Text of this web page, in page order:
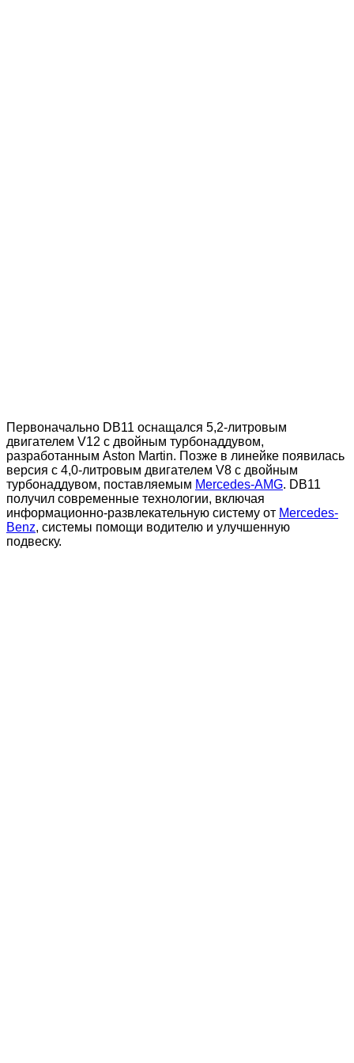
Первоначально DB11 оснащался 5,2-литровым
двигателем V12 с двойным турбонаддувом,
разработанным Aston Martin. Позже в линейке появилась
версия с 4,0-литровым двигателем V8 с двойным
турбонаддувом, поставляемым Mercedes-AMG. DB11
получил современные технологии, включая
информационно-развлекательную систему от Mercedes-
Benz, системы помощи водителю и улучшенную
подвеску.